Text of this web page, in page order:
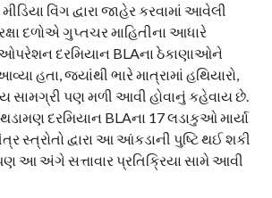
વિંગ દ્વારા જાહેર કરવામાં આવેલી
દળોએ ગુપ્તચર માહિતીના આધારે
ઓપરેશન દરમિયાન BLAના ઠેકાણાઓને
હતા, જ્યાંથી ભારે માત્રામાં હથિયારો,
સામગ્રી પણ મળી આવી હોવાનું કહેવાય છે.
દરમિયાન BLAના 17 લડાકુઓ માર્યા
સ્ત્રોતો દ્વારા આ આંકડાની પુષ્ટિ થઈ શકી
આ અંગે સત્તાવાર પ્રતિક્રિયા સામે આવી